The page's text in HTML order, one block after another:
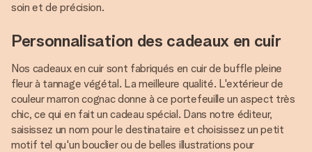
soin et de précision.
Personnalisation des cadeaux en cuir
Nos cadeaux en cuir sont fabriqués en cuir de buffle pleine
fleur à tannage végétal. La meilleure qualité. L'extérieur de
couleur marron cognac donne à ce portefeuille un aspect très
chic, ce qui en fait un cadeau spécial. Dans notre éditeur,
saisissez un nom pour le destinataire et choisissez un petit
motif tel qu'un bouclier ou de belles illustrations pour